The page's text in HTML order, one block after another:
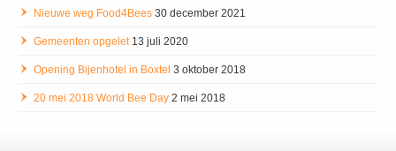
Nieuwe weg Food4Bees 30 december 2021
Gemeenten opgelet 13 juli 2020
Opening Bijenhotel in Boxtel 3 oktober 2018
20 mei 2018 World Bee Day 2 mei 2018